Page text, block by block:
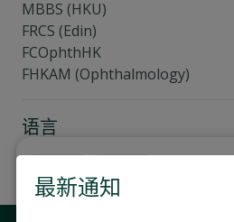
MBBS (HKU)
FRCS (Edin)
FCOphthHK
FHKAM (Ophthalmology)
语言
最新通知